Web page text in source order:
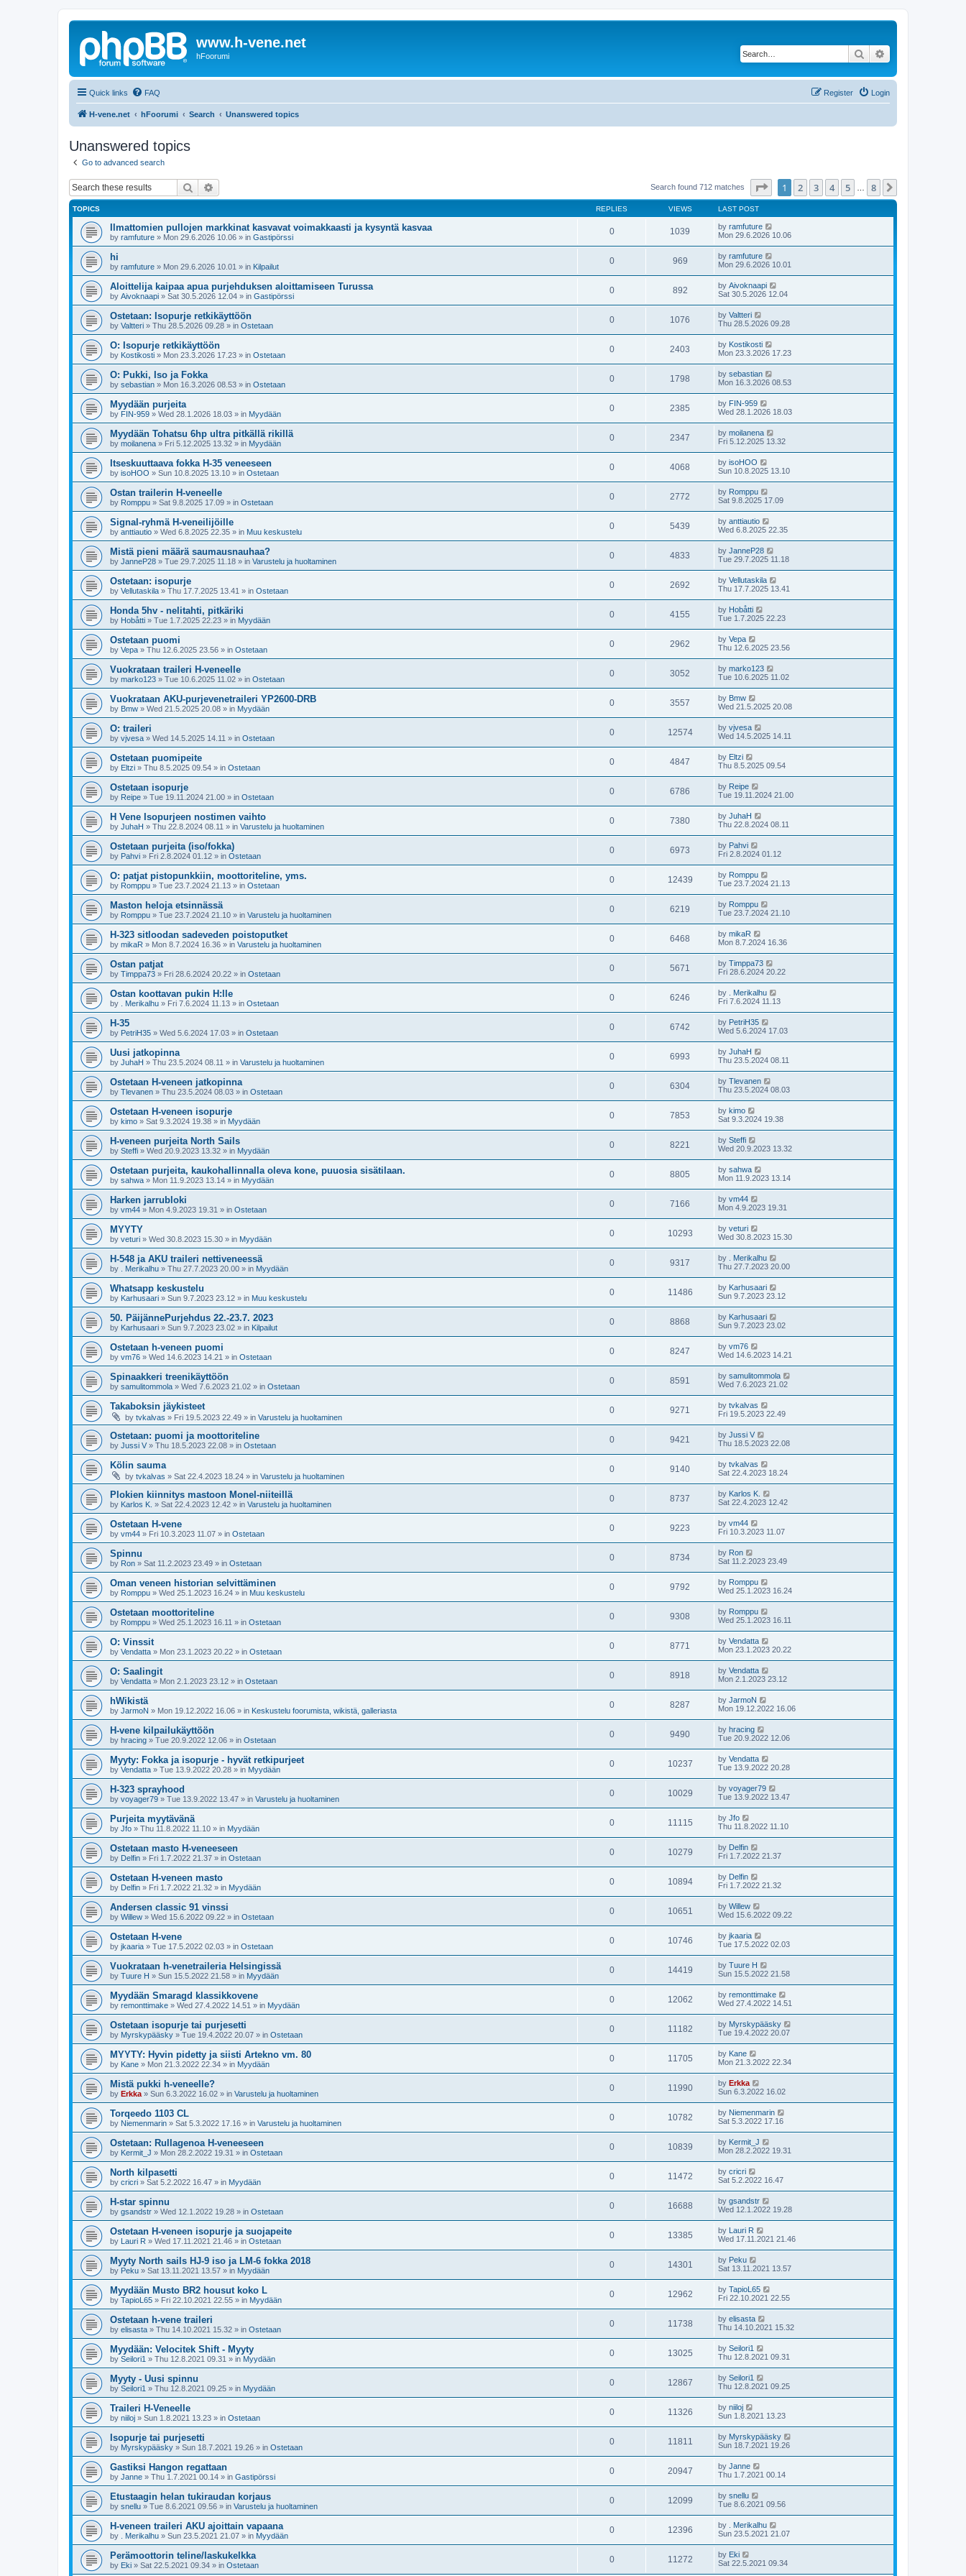
www.h-vene.net
hFoorumi Search
Quick links FAQ Login
Register
H-vene.net hFoorumi Search Unanswered topics
Unanswered topics
Go to advanced search
Search Search found 712 matches Page of 8
1 2 3 4 5 8
TOPICS REPLIES VIEWS LAST POST
Ilmattomien pullojen markkinat kasvavat voimakkaasti ja kysyntä kasvaa
by ramfuture » Mon 29.6.2026 10.06 » in Gastipörssi
0 1039 by ramfuture
Mon 29.6.2026 10.06
hi
by ramfuture » Mon 29.6.2026 10.01 » in Kilpailut
0 969 by ramfuture
Mon 29.6.2026 10.01
Aloittelija kaipaa apua purjehduksen aloittamiseen Turussa
by Aivoknaapi » Sat 30.5.2026 12.04 » in Gastipörssi
0 892 by Aivoknaapi
Sat 30.5.2026 12.04
Ostetaan: Isopurje retkikäyttöön
by Valtteri » Thu 28.5.2026 09.28 » in Ostetaan
0 1076 by Valtteri
Thu 28.5.2026 09.28
O: Isopurje retkikäyttöön
by Kostikosti » Mon 23.3.2026 17.23 » in Ostetaan
0 2403 by Kostikosti
Mon 23.3.2026 17.23
O: Pukki, Iso ja Fokka
by sebastian » Mon 16.3.2026 08.53 » in Ostetaan
0 1798 by sebastian
Mon 16.3.2026 08.53
Myydään purjeita
by FIN-959 » Wed 28.1.2026 18.03 » in Myydään
0 2385 by FIN-959
Wed 28.1.2026 18.03
Myydään Tohatsu 6hp ultra pitkällä rikillä
by moilanena » Fri 5.12.2025 13.32 » in Myydään
0 2347 by moilanena
Fri 5.12.2025 13.32
Itseskuuttaava fokka H-35 veneeseen
by isoHOO » Sun 10.8.2025 13.10 » in Ostetaan
0 4068 by isoHOO
Sun 10.8.2025 13.10
Ostan trailerin H-veneelle
by Romppu » Sat 9.8.2025 17.09 » in Ostetaan
0 2772 by Romppu
Sat 9.8.2025 17.09
Signal-ryhmä H-veneilijöille
by anttiautio » Wed 6.8.2025 22.35 » in Muu keskustelu
0 5439 by anttiautio
Wed 6.8.2025 22.35
Mistä pieni määrä saumausnauhaa?
by JanneP28 » Tue 29.7.2025 11.18 » in Varustelu ja huoltaminen
0 4833 by JanneP28
Tue 29.7.2025 11.18
Ostetaan: isopurje
by Vellutaskila » Thu 17.7.2025 13.41 » in Ostetaan
0 2692 by Vellutaskila
Thu 17.7.2025 13.41
Honda 5hv - nelitahti, pitkäriki
by Hobåtti » Tue 1.7.2025 22.23 » in Myydään
0 4155 by Hobåtti
Tue 1.7.2025 22.23
Ostetaan puomi
by Vepa » Thu 12.6.2025 23.56 » in Ostetaan
0 2962 by Vepa
Thu 12.6.2025 23.56
Vuokrataan traileri H-veneelle
by marko123 » Tue 10.6.2025 11.02 » in Ostetaan
0 3052 by marko123
Tue 10.6.2025 11.02
Vuokrataan AKU-purjevenetraileri YP2600-DRB
by Bmw » Wed 21.5.2025 20.08 » in Myydään
0 3557 by Bmw
Wed 21.5.2025 20.08
O: traileri
by vjvesa » Wed 14.5.2025 14.11 » in Ostetaan
0 12574 by vjvesa
Wed 14.5.2025 14.11
Ostetaan puomipeite
by Eltzi » Thu 8.5.2025 09.54 » in Ostetaan
0 4847 by Eltzi
Thu 8.5.2025 09.54
Ostetaan isopurje
by Reipe » Tue 19.11.2024 21.00 » in Ostetaan
0 6786 by Reipe
Tue 19.11.2024 21.00
H Vene Isopurjeen nostimen vaihto
by JuhaH » Thu 22.8.2024 08.11 » in Varustelu ja huoltaminen
0 7380 by JuhaH
Thu 22.8.2024 08.11
Ostetaan purjeita (iso/fokka)
by Pahvi » Fri 2.8.2024 01.12 » in Ostetaan
0 6973 by Pahvi
Fri 2.8.2024 01.12
O: patjat pistopunkkiin, moottoriteline, yms.
by Romppu » Tue 23.7.2024 21.13 » in Ostetaan
0 12439 by Romppu
Tue 23.7.2024 21.13
Maston heloja etsinnässä
by Romppu » Tue 23.7.2024 21.10 » in Varustelu ja huoltaminen
0 6219 by Romppu
Tue 23.7.2024 21.10
H-323 sitloodan sadeveden poistoputket
by mikaR » Mon 8.7.2024 16.36 » in Varustelu ja huoltaminen
0 6468 by mikaR
Mon 8.7.2024 16.36
Ostan patjat
by Timppa73 » Fri 28.6.2024 20.22 » in Ostetaan
0 5671 by Timppa73
Fri 28.6.2024 20.22
Ostan koottavan pukin H:lle
by . Merikalhu » Fri 7.6.2024 11.13 » in Ostetaan
0 6246 by
. Merikalhu
Fri 7.6.2024 11.13
H-35
by PetriH35 » Wed 5.6.2024 17.03 » in Ostetaan
0 6742 by PetriH35
Wed 5.6.2024 17.03
Uusi jatkopinna
by JuhaH » Thu 23.5.2024 08.11 » in Varustelu ja huoltaminen
0 6993 by JuhaH
Thu 23.5.2024 08.11
Ostetaan H-veneen jatkopinna
by Tlevanen » Thu 23.5.2024 08.03 » in Ostetaan
0 6304 by Tlevanen
Thu 23.5.2024 08.03
Ostetaan H-veneen isopurje
by kimo » Sat 9.3.2024 19.38 » in Myydään
0 7853 by kimo
Sat 9.3.2024 19.38
H-veneen purjeita North Sails
by Steffi » Wed 20.9.2023 13.32 » in Myydään
0 8221 by Steffi
Wed 20.9.2023 13.32
Ostetaan purjeita, kaukohallinnalla oleva kone, puuosia sisätilaan.
by sahwa » Mon 11.9.2023 13.14 » in Myydään
0 8805 by sahwa
Mon 11.9.2023 13.14
Harken jarrubloki
by vm44 » Mon 4.9.2023 19.31 » in Ostetaan
0 7166 by vm44
Mon 4.9.2023 19.31
MYYTY
by veturi » Wed 30.8.2023 15.30 » in Myydään
0 10293 by veturi
Wed 30.8.2023 15.30
H-548 ja AKU traileri nettiveneessä
by . Merikalhu » Thu 27.7.2023 20.00 » in Myydään
0 9317 by
. Merikalhu
Thu 27.7.2023 20.00
Whatsapp keskustelu
by Karhusaari » Sun 9.7.2023 23.12 » in Muu keskustelu
0 11486 by Karhusaari
Sun 9.7.2023 23.12
50. PäijännePurjehdus 22.-23.7. 2023
by Karhusaari » Sun 9.7.2023 23.02 » in Kilpailut
0 8868 by Karhusaari
Sun 9.7.2023 23.02
Ostetaan h-veneen puomi
by vm76 » Wed 14.6.2023 14.21 » in Ostetaan
0 8247 by vm76
Wed 14.6.2023 14.21
Spinaakkeri treenikäyttöön
by samulitommola » Wed 7.6.2023 21.02 » in Ostetaan
0 8591 by samulitommola
Wed 7.6.2023 21.02
Takaboksin jäykisteet
by tvkalvas » Fri 19.5.2023 22.49 » in Varustelu ja huoltaminen
0 9271 by tvkalvas
Fri 19.5.2023 22.49
Ostetaan: puomi ja moottoriteline
by Jussi V » Thu 18.5.2023 22.08 » in Ostetaan
0 9421 by Jussi V
Thu 18.5.2023 22.08
Kölin sauma
by tvkalvas » Sat 22.4.2023 18.24 » in Varustelu ja huoltaminen
0 9140 by tvkalvas
Sat 22.4.2023 18.24
Plokien kiinnitys mastoon Monel-niiteillä
by Karlos K. » Sat 22.4.2023 12.42 » in Varustelu ja huoltaminen
0 8737 by Karlos K.
Sat 22.4.2023 12.42
Ostetaan H-vene
by vm44 » Fri 10.3.2023 11.07 » in Ostetaan
0 9223 by vm44
Fri 10.3.2023 11.07
Spinnu
by Ron » Sat 11.2.2023 23.49 » in Ostetaan
0 8734 by Ron
Sat 11.2.2023 23.49
Oman veneen historian selvittäminen
by Romppu » Wed 25.1.2023 16.24 » in Muu keskustelu
0 9792 by Romppu
Wed 25.1.2023 16.24
Ostetaan moottoriteline
by Romppu » Wed 25.1.2023 16.11 » in Ostetaan
0 9308 by Romppu
Wed 25.1.2023 16.11
O: Vinssit
by Vendatta » Mon 23.1.2023 20.22 » in Ostetaan
0 8771 by Vendatta
Mon 23.1.2023 20.22
O: Saalingit
by Vendatta » Mon 2.1.2023 23.12 » in Ostetaan
0 8918 by Vendatta
Mon 2.1.2023 23.12
hWikistä
by JarmoN » Mon 19.12.2022 16.06 » in Keskustelu foorumista, wikistä, galleriasta
0 8287 by JarmoN
Mon 19.12.2022 16.06
H-vene kilpailukäyttöön
by hracing » Tue 20.9.2022 12.06 » in Ostetaan
0 9490 by hracing
Tue 20.9.2022 12.06
Myyty: Fokka ja isopurje - hyvät retkipurjeet
by Vendatta » Tue 13.9.2022 20.28 » in Myydään
0 10237 by Vendatta
Tue 13.9.2022 20.28
H-323 sprayhood
by voyager79 » Tue 13.9.2022 13.47 » in Varustelu ja huoltaminen
0 10029 by voyager79
Tue 13.9.2022 13.47
Purjeita myytävänä
by Jfo » Thu 11.8.2022 11.10 » in Myydään
0 11115 by Jfo
Thu 11.8.2022 11.10
Ostetaan masto H-veneeseen
by Delfin » Fri 1.7.2022 21.37 » in Ostetaan
0 10279 by Delfin
Fri 1.7.2022 21.37
Ostetaan H-veneen masto
by Delfin » Fri 1.7.2022 21.32 » in Myydään
0 10894 by Delfin
Fri 1.7.2022 21.32
Andersen classic 91 vinssi
by Willew » Wed 15.6.2022 09.22 » in Ostetaan
0 10651 by Willew
Wed 15.6.2022 09.22
Ostetaan H-vene
by jkaaria » Tue 17.5.2022 02.03 » in Ostetaan
0 10746 by jkaaria
Tue 17.5.2022 02.03
Vuokrataan h-venetraileria Helsingissä
by Tuure H » Sun 15.5.2022 21.58 » in Myydään
0 14419 by Tuure H
Sun 15.5.2022 21.58
Myydään Smaragd klassikkovene
by remonttimake » Wed 27.4.2022 14.51 » in Myydään
0 12062 by remonttimake
Wed 27.4.2022 14.51
Ostetaan isopurje tai purjesetti
by Myrskypääsky » Tue 19.4.2022 20.07 » in Ostetaan
0 11182 by Myrskypääsky
Tue 19.4.2022 20.07
MYYTY: Hyvin pidetty ja siisti Artekno vm. 80
by Kane » Mon 21.3.2022 22.34 » in Myydään
0 11705 by Kane
Mon 21.3.2022 22.34
Mistä pukki h-veneelle?
by Erkka » Sun 6.3.2022 16.02 » in Varustelu ja huoltaminen
0 11990 by Erkka
Sun 6.3.2022 16.02
Torqeedo 1103 CL
by Niemenmarin » Sat 5.3.2022 17.16 » in Varustelu ja huoltaminen
0 10782 by Niemenmarin
Sat 5.3.2022 17.16
Ostetaan: Rullagenoa H-veneeseen
by Kermit_J » Mon 28.2.2022 19.31 » in Ostetaan
0 10839 by Kermit_J
Mon 28.2.2022 19.31
North kilpasetti
by cricri » Sat 5.2.2022 16.47 » in Myydään
0 11472 by cricri
Sat 5.2.2022 16.47
H-star spinnu
by gsandstr » Wed 12.1.2022 19.28 » in Ostetaan
0 16688 by gsandstr
Wed 12.1.2022 19.28
Ostetaan H-veneen isopurje ja suojapeite
by Lauri R » Wed 17.11.2021 21.46 » in Ostetaan
0 13385 by Lauri R
Wed 17.11.2021 21.46
Myyty North sails HJ-9 iso ja LM-6 fokka 2018
by Peku » Sat 13.11.2021 13.57 » in Myydään
0 14301 by Peku
Sat 13.11.2021 13.57
Myydään Musto BR2 housut koko L
by TapioL65 » Fri 22.10.2021 22.55 » in Myydään
0 12962 by TapioL65
Fri 22.10.2021 22.55
Ostetaan h-vene traileri
by elisasta » Thu 14.10.2021 15.32 » in Ostetaan
0 11738 by elisasta
Thu 14.10.2021 15.32
Myydään: Velocitek Shift - Myyty
by Seilori1 » Thu 12.8.2021 09.31 » in Myydään
0 13025 by Seilori1
Thu 12.8.2021 09.31
Myyty - Uusi spinnu
by Seilori1 » Thu 12.8.2021 09.25 » in Myydään
0 12867 by Seilori1
Thu 12.8.2021 09.25
Traileri H-Veneelle
by niiloj » Sun 1.8.2021 13.23 » in Ostetaan
0 11326 by niiloj
Sun 1.8.2021 13.23
Isopurje tai purjesetti
by Myrskypääsky » Sun 18.7.2021 19.26 » in Ostetaan
0 11811 by Myrskypääsky
Sun 18.7.2021 19.26
Gastiksi Hangon regattaan
by Janne » Thu 1.7.2021 00.14 » in Gastipörssi
0 20947 by Janne
Thu 1.7.2021 00.14
Etustaagin helan tukiraudan korjaus
by snellu » Tue 8.6.2021 09.56 » in Varustelu ja huoltaminen
0 12099 by snellu
Tue 8.6.2021 09.56
H-veneen traileri AKU ajoittain vapaana
by . Merikalhu » Sun 23.5.2021 21.07 » in Myydään
0 12396 by
. Merikalhu
Sun 23.5.2021 21.07
Perämoottorin teline/laskukelkka
by Eki » Sat 22.5.2021 09.34 » in Ostetaan
0 11272 by Eki
Sat 22.5.2021 09.34